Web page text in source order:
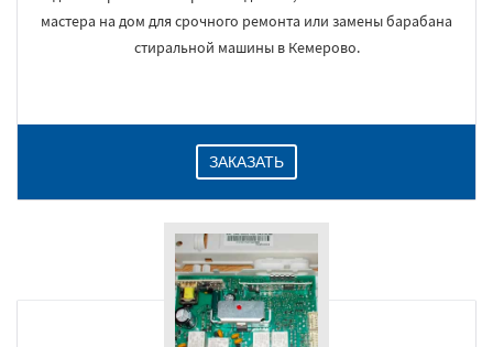
мастера на дом для срочного ремонта или замены барабана
стиральной машины в Кемерово.
ЗАКАЗАТЬ